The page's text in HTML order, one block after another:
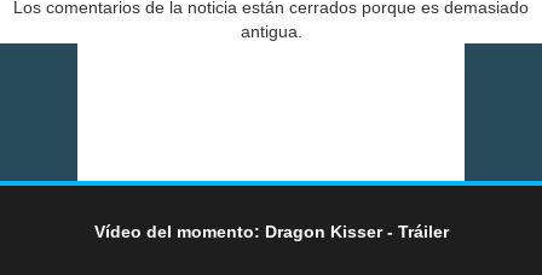
Los comentarios de la noticia están cerrados porque es demasiado
antigua.
Vídeo del momento: Dragon Kisser - Tráiler